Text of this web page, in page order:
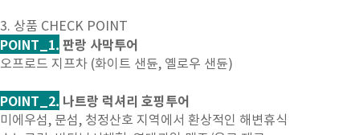
3. 상품 CHECK POINT
POINT_1. 판랑 사막투어
오프로드 지프차 (화이트 샌듄, 옐로우 샌듄)
POINT_2. 나트랑 럭셔리 호핑투어
미에우섬, 문섬, 청정산호 지역에서 환상적인 해변휴식